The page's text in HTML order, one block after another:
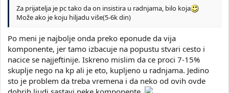
Za prijatelja je pc tako da on insistira u radnjama, bilo koja
Može ako je koju hiljadu više(5-6k din)
Po meni je najbolje onda preko eponude da vija
komponente, jer tamo izbacuje na popustu stvari cesto i
nacice se najjeftinije. Iskreno mislim da ce proci 7-15%
skuplje nego na kp ali je eto, kupljeno u radnjama. Jedino
sto je problem da treba vremena i da neko od ovih ovde